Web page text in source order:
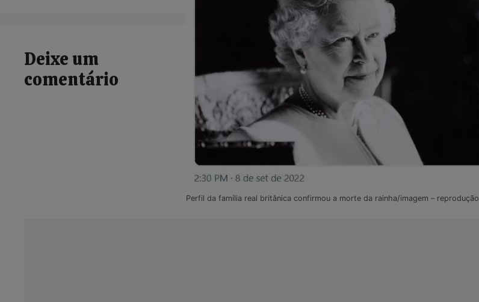
Perfil da família real britânica confirmou a morte da rainha/imagem – reprodução
Deixe um
comentário